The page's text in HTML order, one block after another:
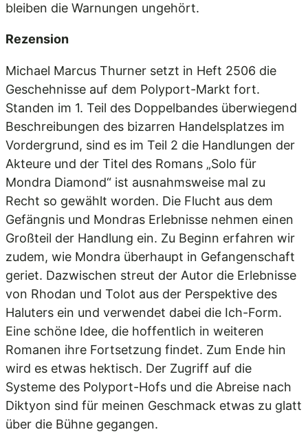
bleiben die Warnungen ungehört.
Rezension
Michael Marcus Thurner setzt in Heft 2506 die
Geschehnisse auf dem Polyport-Markt fort.
Standen im 1. Teil des Doppelbandes überwiegend
Beschreibungen des bizarren Handelsplatzes im
Vordergrund, sind es im Teil 2 die Handlungen der
Akteure und der Titel des Romans „Solo für
Mondra Diamond“ ist ausnahmsweise mal zu
Recht so gewählt worden. Die Flucht aus dem
Gefängnis und Mondras Erlebnisse nehmen einen
Großteil der Handlung ein. Zu Beginn erfahren wir
zudem, wie Mondra überhaupt in Gefangenschaft
geriet. Dazwischen streut der Autor die Erlebnisse
von Rhodan und Tolot aus der Perspektive des
Haluters ein und verwendet dabei die Ich-Form.
Eine schöne Idee, die hoffentlich in weiteren
Romanen ihre Fortsetzung findet. Zum Ende hin
wird es etwas hektisch. Der Zugriff auf die
Systeme des Polyport-Hofs und die Abreise nach
Diktyon sind für meinen Geschmack etwas zu glatt
über die Bühne gegangen.